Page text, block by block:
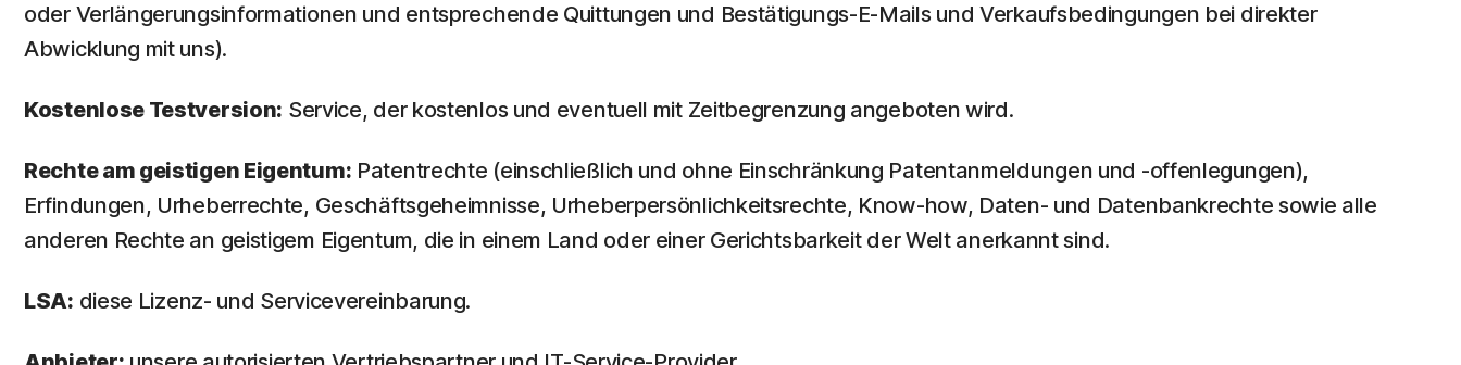
oder Verlängerungsinformationen und entsprechende Quittungen und Bestätigungs-E-Mails und Verkaufsbedingungen bei direkter
Abwicklung mit uns).
Kostenlose Testversion: Service, der kostenlos und eventuell mit Zeitbegrenzung angeboten wird.
Rechte am geistigen Eigentum: Patentrechte (einschließlich und ohne Einschränkung Patentanmeldungen und -offenlegungen),
Erfindungen, Urheberrechte, Geschäftsgeheimnisse, Urheberpersönlichkeitsrechte, Know-how, Daten- und Datenbankrechte sowie alle
anderen Rechte an geistigem Eigentum, die in einem Land oder einer Gerichtsbarkeit der Welt anerkannt sind.
LSA: diese Lizenz- und Servicevereinbarung.